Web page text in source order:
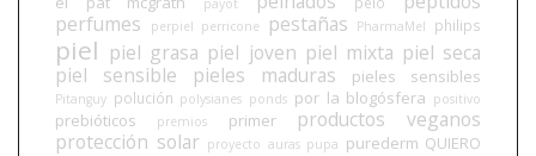
payot
perfumes
perpiel perricone pestañas PharmaMel philips
piel piel grasa piel joven piel mixta piel seca
piel sensible
pieles maduras pieles sensibles
Pitanguy polución polysianes ponds por la blogósfera positivo
prebióticos premios primer
productos veganos
protección solar proyecto auras pupa purederm QUIERO